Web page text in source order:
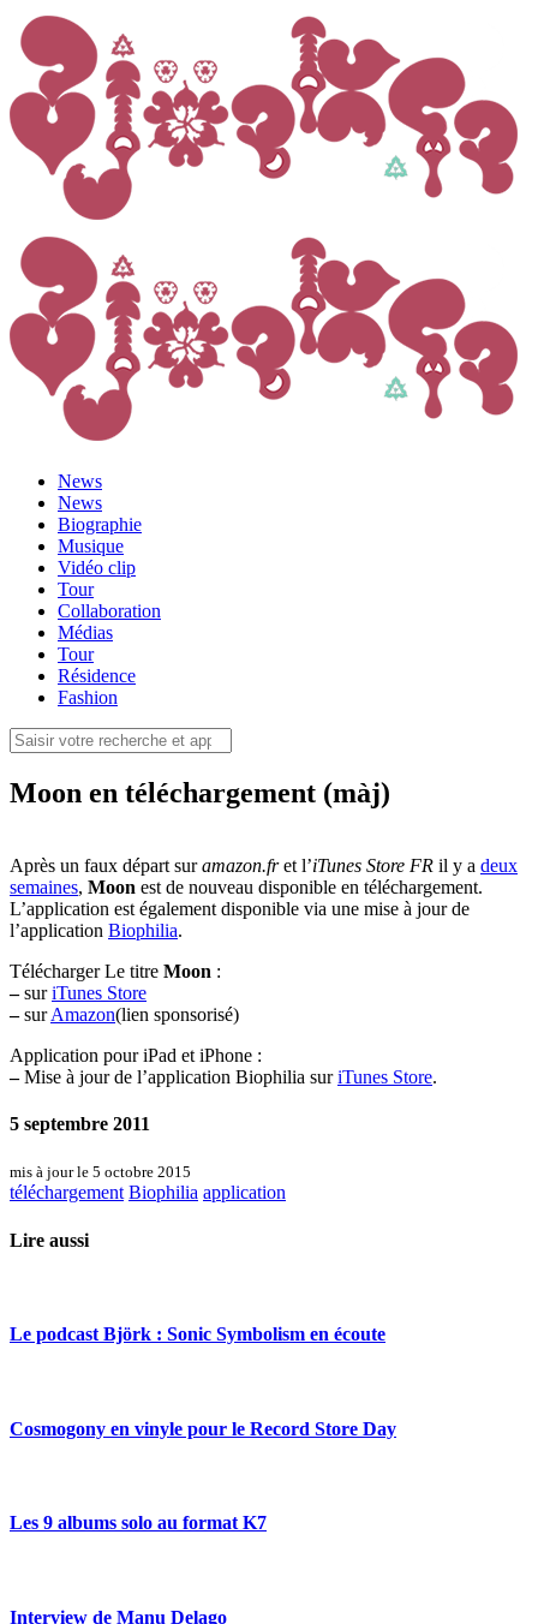
News
News
Biographie
Musique
Vidéo clip
Tour
Collaboration
Médias
Tour
Résidence
Fashion
Moon en téléchargement (màj)
Après un faux départ suramazon.fret l’iTunes Store FR il y a deux
semaines, Moon est de nouveau disponible en téléchargement.
L’application est également disponible via une mise à jour de
l’application Biophilia.
Télécharger Le titre Moon :
–suriTunes Store
–surAmazon(lien sponsorisé)
Application pour iPad et iPhone :
–Mise à jour de l’application Biophilia suriTunes Store.
5 septembre 2011
mis à jour le 5 octobre 2015
téléchargement Biophilia application
Lire aussi
Le podcast Björk : Sonic Symbolism en écoute
Cosmogony en vinyle pour le Record Store Day
Les 9 albums solo au format K7
Interview de Manu Delago